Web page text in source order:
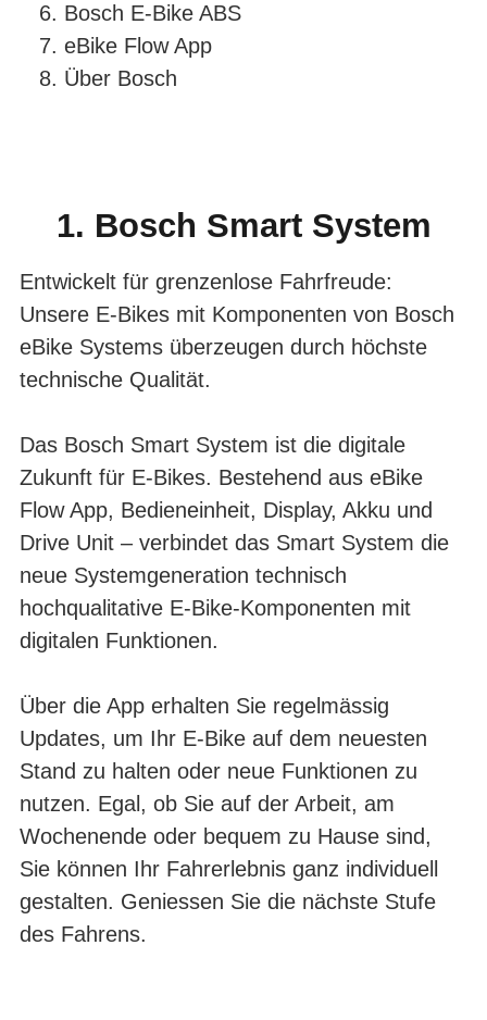
6. Bosch E-Bike ABS
7. eBike Flow App
8. Über Bosch
1. Bosch Smart System
Entwickelt für grenzenlose Fahrfreude:
Unsere E-Bikes mit Komponenten von Bosch
eBike Systems überzeugen durch höchste
technische Qualität.
Das Bosch Smart System ist die digitale
Zukunft für E-Bikes. Bestehend aus eBike
Flow App, Bedieneinheit, Display, Akku und
Drive Unit – verbindet das Smart System die
neue Systemgeneration technisch
hochqualitative E-Bike-Komponenten mit
digitalen Funktionen.
Über die App erhalten Sie regelmässig
Updates, um Ihr E-Bike auf dem neuesten
Stand zu halten oder neue Funktionen zu
nutzen. Egal, ob Sie auf der Arbeit, am
Wochenende oder bequem zu Hause sind,
Sie können Ihr Fahrerlebnis ganz individuell
gestalten. Geniessen Sie die nächste Stufe
des Fahrens.